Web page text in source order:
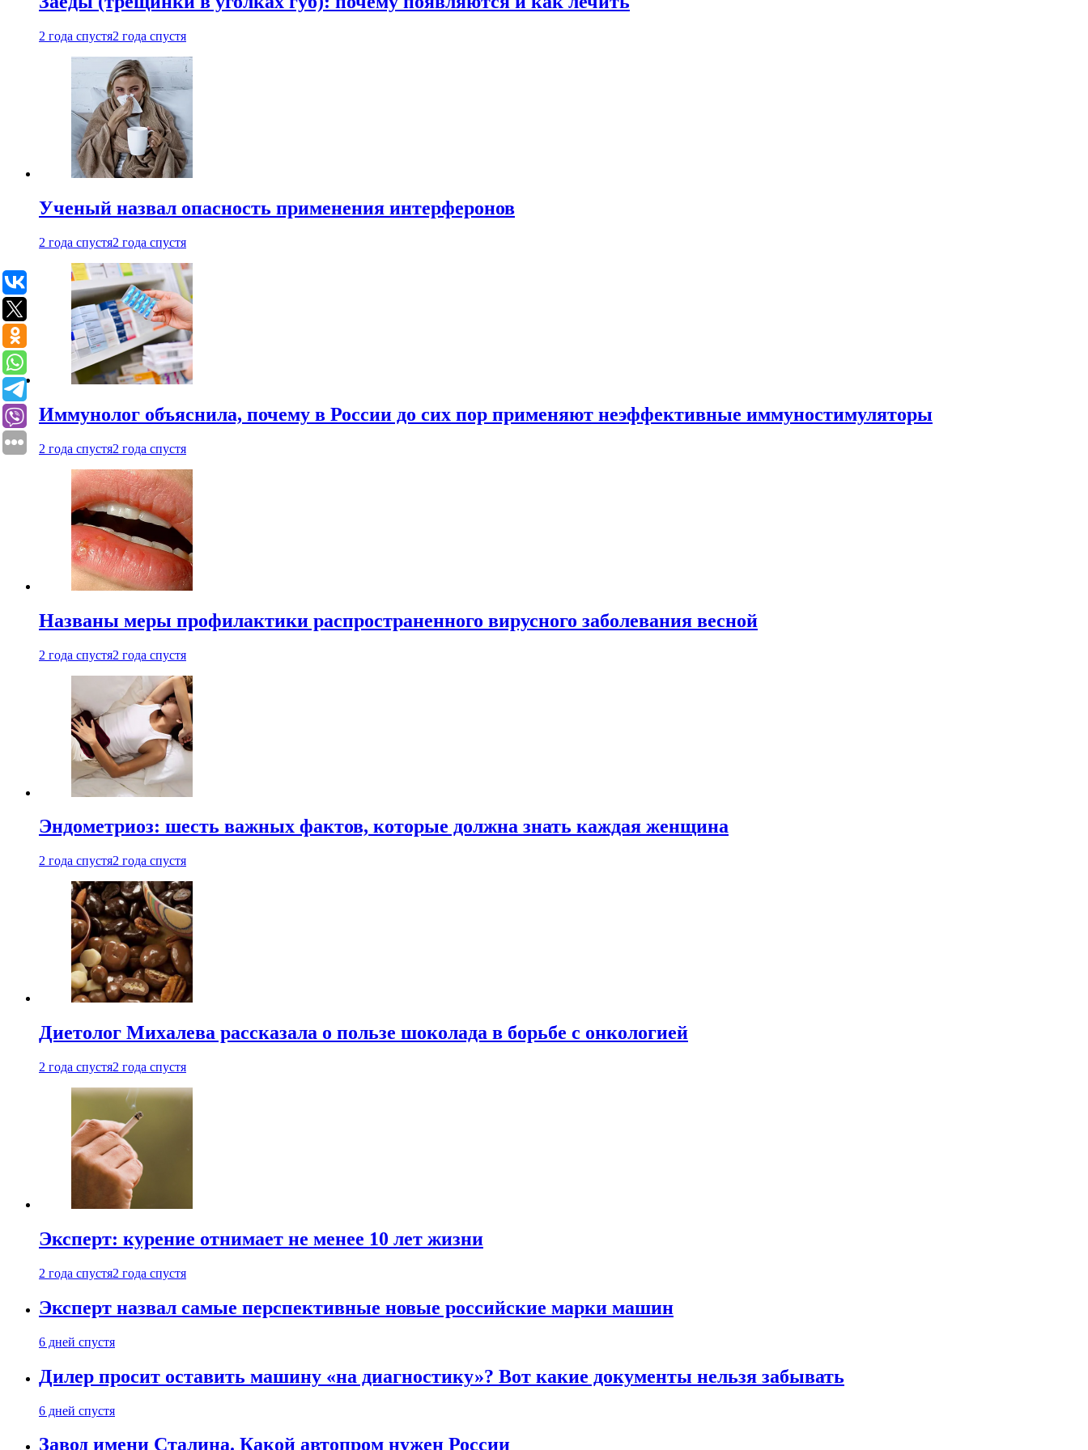
2 года спустя2 года спустя
Ученый назвал опасность применения интерферонов
2 года спустя2 года спустя
Иммунолог объяснила, почему в России до сих пор применяют неэффективные иммуностимуляторы
2 года спустя2 года спустя
Названы меры профилактики распространенного вирусного заболевания весной
2 года спустя2 года спустя
Эндометриоз: шесть важных фактов, которые должна знать каждая женщина
2 года спустя2 года спустя
Диетолог Михалева рассказала о пользе шоколада в борьбе с онкологией
2 года спустя2 года спустя
Эксперт: курение отнимает не менее 10 лет жизни
2 года спустя2 года спустя
Эксперт назвал самые перспективные новые российские марки машин
6 дней спустя
Дилер просит оставить машину «на диагностику»? Вот какие документы нельзя забывать
6 дней спустя
Завод имени Сталина. Какой автопром нужен России